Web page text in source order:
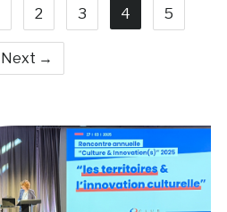
2 3 4 5
Next →